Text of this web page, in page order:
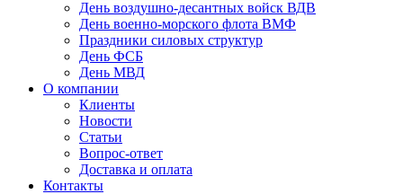
День воздушно-десантных войск ВДВ
День военно-морского флота ВМФ
Праздники силовых структур
День ФСБ
День МВД
О компании
Клиенты
Новости
Статьи
Вопрос-ответ
Доставка и оплата
Контакты